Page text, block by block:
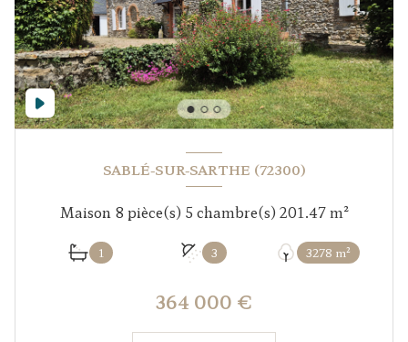
SABLÉ-SUR-SARTHE (72300)
Maison 8 pièce(s) 5 chambre(s) 201.47 m²
1 3 3278 m²
364 000 €